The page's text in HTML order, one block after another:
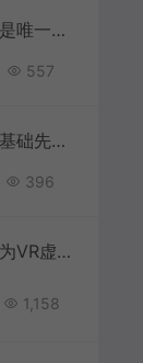
底层：歌颂死亡是唯一的路吗?
557
学画动漫人物零基础先学什么
396
歌尔股份：具备为VR虚拟现实产品提供整体系统解决方案的能力为找刺激，女子给自己注射黑寡妇蜘蛛，心率飙升188，结果如何？
1,158